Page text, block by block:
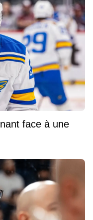
face à une